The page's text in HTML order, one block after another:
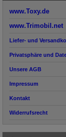
www.Toxy.de
www.Trimobil.net
Liefer- und
Privatsphäre und
Unsere AGB
Impressum
Kontakt
Widerrufsrecht